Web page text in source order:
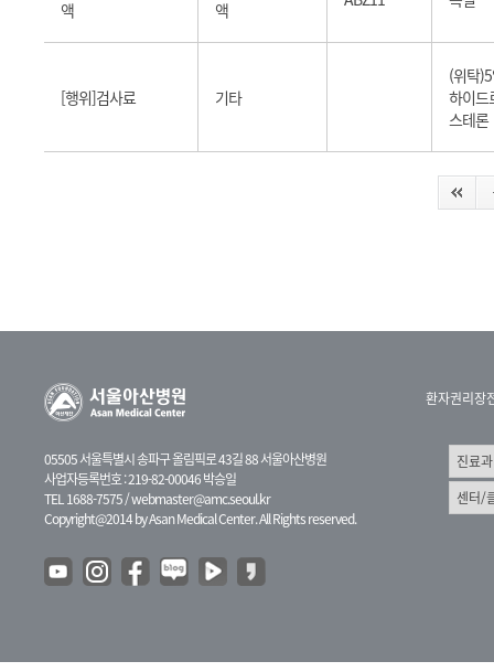
액
액
[행위]검사료 기타
(위탁
하이드
스테론
05505 서울특별시 송파구 올림픽로 43길 88 서울아산병원
사업자등록번호 : 219-82-00046 박승일
TEL 1688-7575 /webmaster@amc.seoul.kr
Copyright@2014 by Asan Medical Center. All Rights reserved.
환자권리장